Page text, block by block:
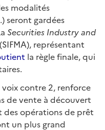
modalités
seront gardées
Securities Industry and
(SIFMA), représentant
la règle finale, qui
contre 2, renforce
de vente à découvert
des opérations de prêt
un plus grand